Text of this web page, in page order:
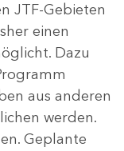
JTF-Gebieten
einen
Dazu
aus anderen
werden.
Geplante